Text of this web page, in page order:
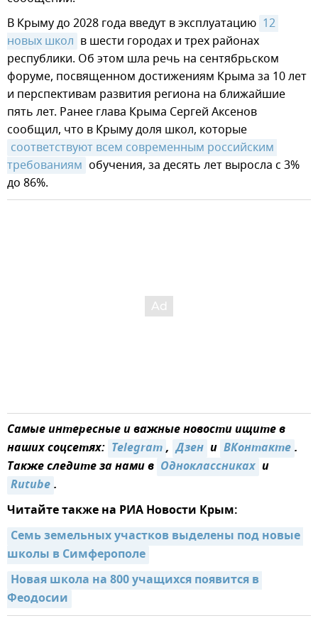
В Крыму до 2028 года введут в эксплуатацию 12
новых школ в шести городах и трех районах
республики. Об этом шла речь на сентябрьском
форуме, посвященном достижениям Крыма за 10 лет
и перспективам развития региона на ближайшие
пять лет. Ранее глава Крыма Сергей Аксенов
сообщил, что в Крыму доля школ, которые
соответствуют всем современным российским
требованиям обучения, за десять лет выросла с 3%
до 86%.
Самые интересные и важные новости ищите в
наших соцсетях: Telegram, Дзен и ВКонтакте.
Также следите за нами в Одноклассниках и
Rutube.
Читайте также на РИА Новости Крым:
Семь земельных участков выделены под новые
школы в Симферополе
Новая школа на 800 учащихся появится в
Феодосии